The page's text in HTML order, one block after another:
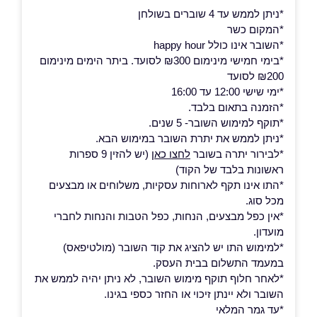
*ניתן לממש עד 4 שוברים בשולחן
*המקום כשר
*השובר אינו כולל happy hour
*בימי חמישי מינימום ₪300 לסועד. ביתר הימים מינימום
₪200 לסועד
*ימי שישי 12:00 עד 16:00
*הזמנה בתאום בלבד.
*תוקף למימוש השובר- 5 שנים.
*ניתן לממש את יתרת השובר במימוש הבא.
*לבירור יתרה בשובר לחצו כאן
(יש להזין 9 ספרות
ראשונות בלבד של הקוד)
*התו אינו תקף לארוחות עסקיות, משלוחים או מבצעים
מכל סוג.
*אין כפל מבצעים, הנחות, כפל הטבות והנחות לחברי
מועדון.
*למימוש התו יש להציג את קוד השובר (מולטיפאס)
במעמד התשלום בבית העסק.
*לאחר חלוף תוקף מימוש השובר, לא ניתן יהיה לממש את
השובר ולא יינתן זיכוי או החזר כספי בגינו.
*עד גמר המלאי